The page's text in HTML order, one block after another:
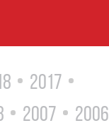
2017
2007
2006